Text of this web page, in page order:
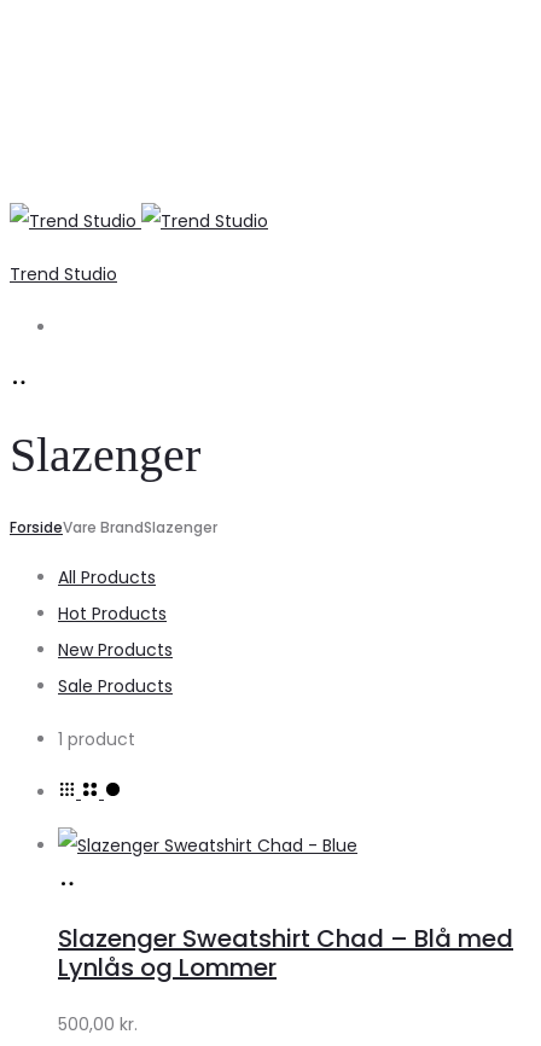
Trend Studio
Slazenger
ForsideVare BrandSlazenger
All Products
Hot Products
New Products
Sale Products
1 product
Klædeskabet.dk
Slazenger Sweatshirt Chad – Blå med
Lynlås og Lommer
500,00 kr.